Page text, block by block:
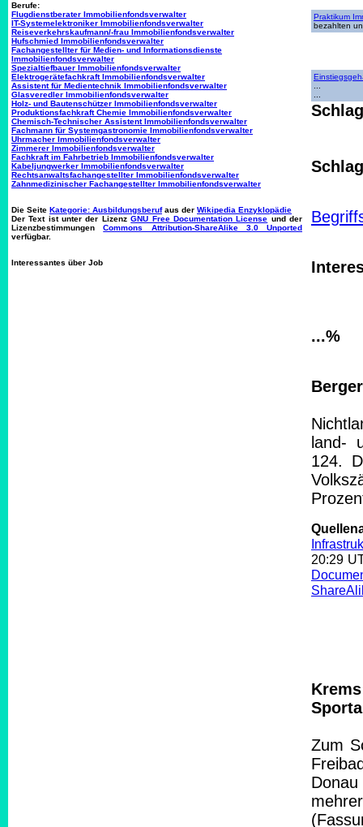
Berufe:
Flugdienstberater Immobilienfondsverwalter
IT-Systemelektroniker Immobilienfondsverwalter
Reiseverkehrskaufmann/-frau Immobilienfondsverwalter
Hufschmied Immobilienfondsverwalter
Fachangestellter für Medien- und Informationsdienste
Immobilienfondsverwalter
Spezialtiefbauer Immobilienfondsverwalter
Elektrogerätefachkraft Immobilienfondsverwalter
Assistent für Medientechnik Immobilienfondsverwalter
Glasveredler Immobilienfondsverwalter
Holz- und Bautenschützer Immobilienfondsverwalter
Produktionsfachkraft Chemie Immobilienfondsverwalter
Chemisch-Technischer Assistent Immobilienfondsverwalter
Fachmann für Systemgastronomie Immobilienfondsverwalter
Uhrmacher Immobilienfondsverwalter
Zimmerer Immobilienfondsverwalter
Fachkraft im Fahrbetrieb Immobilienfondsverwalter
Kabeljungwerker Immobilienfondsverwalter
Rechtsanwaltsfachangestellter Immobilienfondsverwalter
Zahnmedizinischer Fachangestellter Immobilienfondsverwalter
Die Seite Kategorie: Ausbildungsberufaus der Wikipedia Enzyklopädie
Der Text ist unter der LizenzGNU Free Documentation License und der
LizenzbestimmungenCommons Attribution-ShareAlike 3.0 Unported
verfügbar.
Interessantes über Job
Praktikum
bezahlten
...%
land-
124.
20:29
Zum